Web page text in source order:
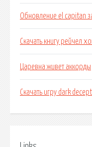
Обновление el capitan
Скачать книгу рейчел
Царевна живет аккорды
Скачать игру dark